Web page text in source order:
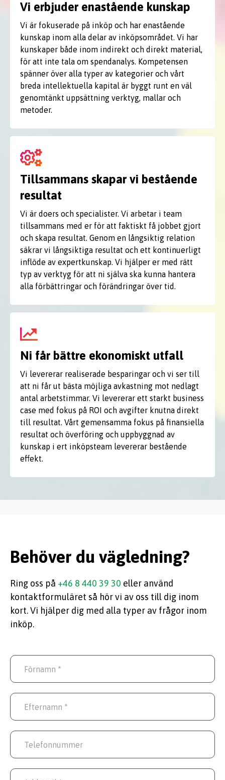
Vi erbjuder enastående kunskap
Vi är fokuserade på inköp och har enastående
kunskap inom alla delar av inköpsområdet. Vi har
kunskaper både inom indirekt och direkt material,
för att inte tala om spendanalys. Kompetensen
spänner över alla typer av kategorier och vårt
breda intellektuella kapital är byggt runt en väl
genomtänkt uppsättning verktyg, mallar och
metoder.
Tillsammans skapar vi bestående
resultat
Vi är doers och specialister. Vi arbetar i team
tillsammans med er för att faktiskt få jobbet gjort
och skapa resultat. Genom en långsiktig relation
säkrar vi långsiktiga resultat och ett kontinuerligt
inflöde av expertkunskap. Vi hjälper er med rätt
typ av verktyg för att ni själva ska kunna hantera
alla förbättringar och förändringar över tid.
Ni får bättre ekonomiskt utfall
Vi levererar realiserade besparingar och vi ser till
att ni får ut bästa möjliga avkastning mot nedlagt
antal arbetstimmar. Vi levererar ett starkt business
case med fokus på ROI och avgifter knutna direkt
till resultat. Vårt gemensamma fokus på finansiella
resultat och överföring och uppbyggnad av
kunskap i ert inköpsteam levererar bestående
effekt.
Behöver du vägledning?
Ring oss på +46 8 440 39 30 eller använd
kontaktformuläret så hör vi av oss till dig inom
kort. Vi hjälper dig med alla typer av frågor inom
inköp.